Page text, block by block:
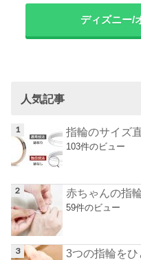
ディズニー/
人気記事
指輪のサイズ
103件のビュー
赤ちゃんの指
59件のビュー
3つの指輪をひ